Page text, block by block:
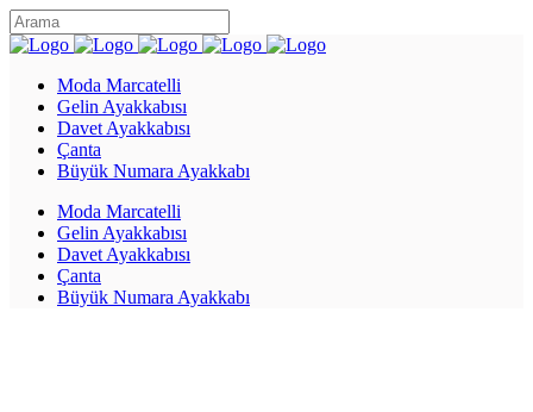
Moda Marcatelli
Gelin Ayakkabısı
Davet Ayakkabısı
Çanta
Büyük Numara Ayakkabı
Moda Marcatelli
Gelin Ayakkabısı
Davet Ayakkabısı
Çanta
Büyük Numara Ayakkabı